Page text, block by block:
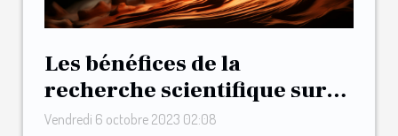
Les bénéfices de la
recherche scientifique sur
l’apnée du sommeil
Vendredi 6 octobre 2023 02:08